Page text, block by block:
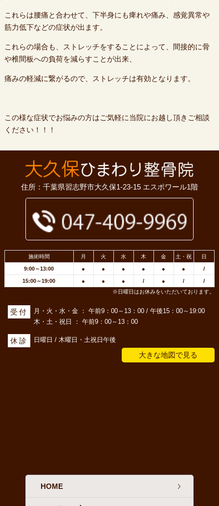
これらは腰痛と合わせて、下半身にも痺れや痛み、感覚異常や
筋力低下などの症状が出ます。
これらの場合も、ストレッチをすることによって、間接的に骨
や椎間板への負荷を減らすことが出来、
痛みの軽減に繋がるので、ストレッチは有効となります。
この様な症状でお悩みの方はご気軽に当院にお越し頂きご相談
ください！！！
住所：千葉県習志野市大久保1-23-15 エスポワール1階
施術時間 月 火 水 木 金 土・祝 日
9:00～13:00 ● ● ● ● ● ● /
15:00～19:00 ● ● ● / ● /
/
※日曜日はお休みをいただいております。
受付
月・火・水・金 ： 午前9：00～13：00 / 午後15：00～19:00
木・土・祝日 ： 午前9：00～13：00
休診 日曜日 / 木曜日・土祝日午後
大きな地図で見る
HOME